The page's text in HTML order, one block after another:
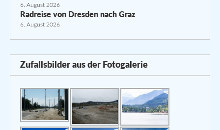
6. August 2026
Radreise von Dresden nach Graz
6. August 2026
Zufallsbilder aus der Fotogalerie